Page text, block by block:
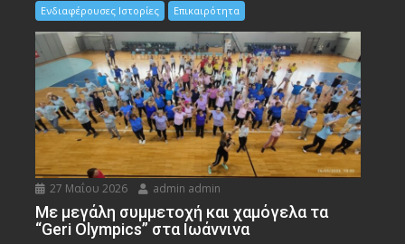
Ενδιαφέρουσες Ιστορίες Επικαιρότητα
27 Μαΐου 2026 admin admin
Με μεγάλη συμμετοχή και χαμόγελα τα
“Geri Olympics” στα Ιωάννινα